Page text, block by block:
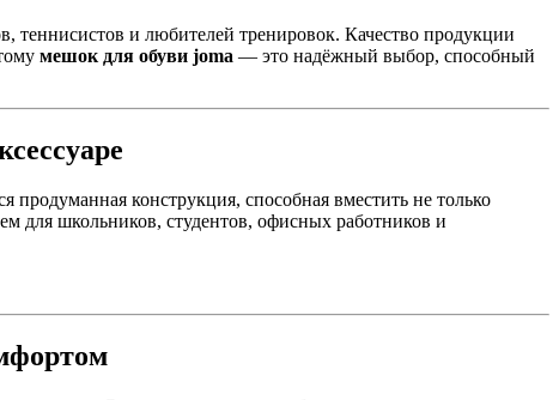
теннисистов и любителей тренировок. Качество продукции
мешок для обуви joma — это надёжный выбор, способный
конструкция, способная вместить не только
для школьников, студентов, офисных работников и